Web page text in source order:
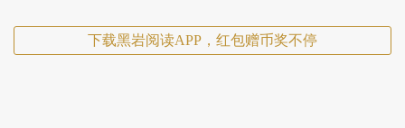
下载黑岩阅读APP，红包赠币奖不停